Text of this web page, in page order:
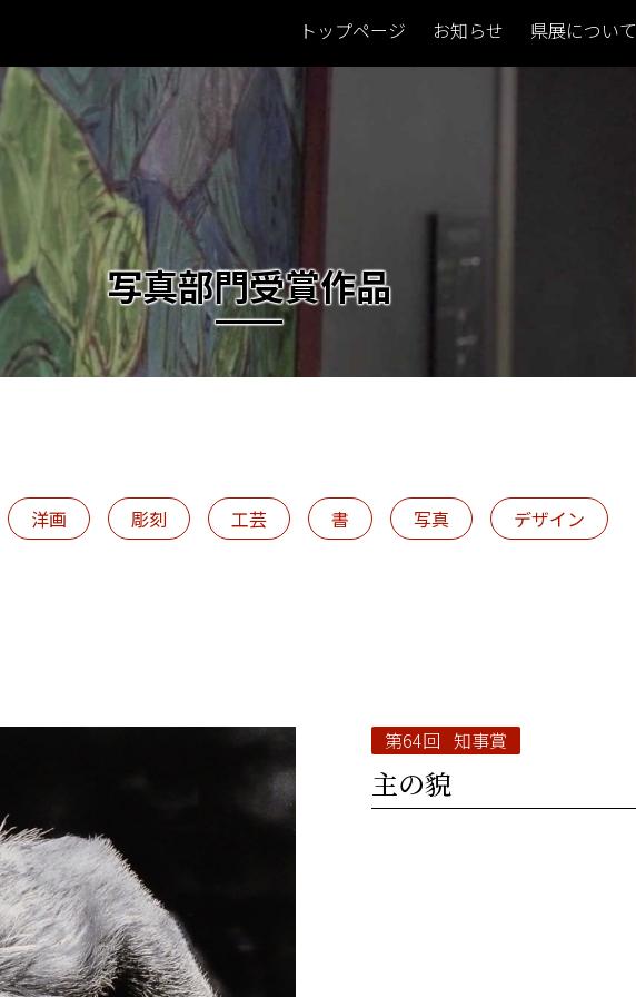
トップページ お知らせ 県展について
写真部門受賞作品
洋画 彫刻 工芸 書 写真 デザイン
第64回 知事賞
主の貌